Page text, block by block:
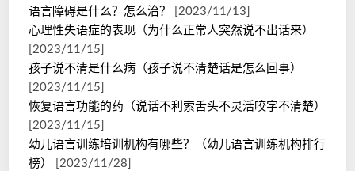
语言障碍是什么？怎么治？
[2023/11/13]
心理性失语症的表现（为什么正常人突然说不出话来）
[2023/11/15]
孩子说不清是什么病（孩子说不清楚话是怎么回事）
[2023/11/15]
恢复语言功能的药（说话不利索舌头不灵活咬字不清楚）
[2023/11/15]
幼儿语言训练培训机构有哪些？（幼儿语言训练机构排行
榜）
[2023/11/28]